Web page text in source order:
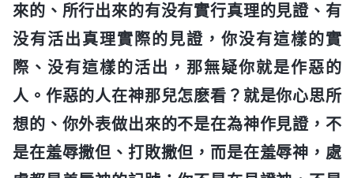
來的、所行出來的有没有實行真理的見證、有
没有活出真理實際的見證，你没有這樣的實
際、没有這樣的活出，那無疑你就是作惡的
人。作惡的人在神那兒怎麽看？就是你心思所
想的、你外表做出來的不是在為神作見證，不
是在羞辱撒但、打敗撒但，而是在羞辱神，處